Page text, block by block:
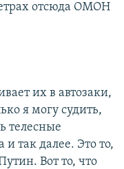
отсюда ОМОН
их в автозаки,
я могу судить,
телесные
так далее. Это то,
Вот то, что